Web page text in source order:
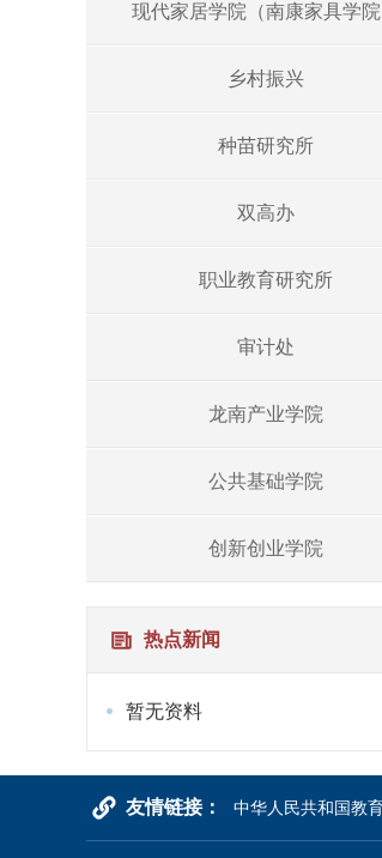
现代家居学院（南康家具学院
乡村振兴
种苗研究所
双高办
职业教育研究所
审计处
龙南产业学院
公共基础学院
创新创业学院
热点新闻
暂无资料
友情链接： 中华人民共和国教